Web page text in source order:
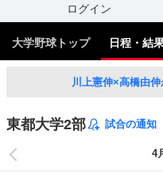
ログイン
大学野球トップ 日程・結
川上憲伸×高橋由伸
東都大学2部 試合の通知